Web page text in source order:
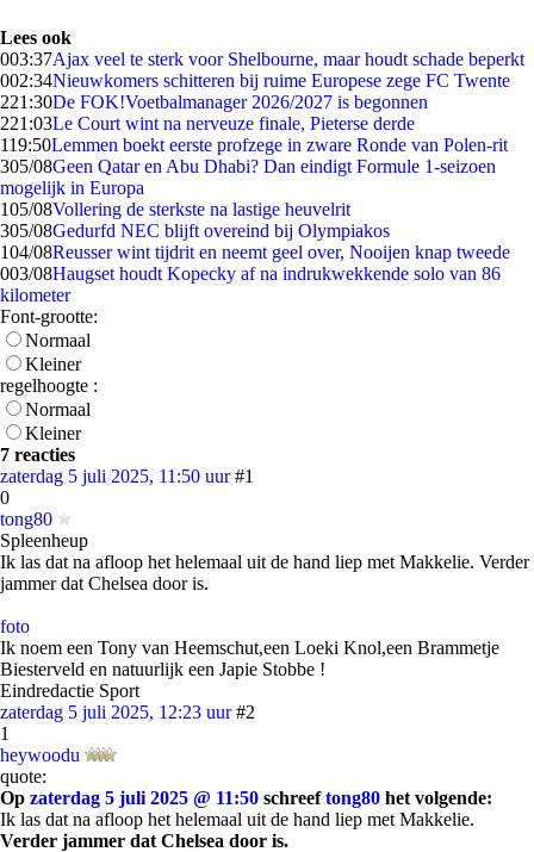
Lees ook
003:37Ajax veel te sterk voor Shelbourne, maar houdt schade beperkt
002:34Nieuwkomers schitteren bij ruime Europese zege FC Twente
221:30De FOK!Voetbalmanager 2026/2027 is begonnen
221:03Le Court wint na nerveuze finale, Pieterse derde
119:50Lemmen boekt eerste profzege in zware Ronde van Polen-rit
305/08Geen Qatar en Abu Dhabi? Dan eindigt Formule 1-seizoen
mogelijk in Europa
105/08Vollering de sterkste na lastige heuvelrit
305/08Gedurfd NEC blijft overeind bij Olympiakos
104/08Reusser wint tijdrit en neemt geel over, Nooijen knap tweede
003/08Haugset houdt Kopecky af na indrukwekkende solo van 86
kilometer
Font-grootte:
Normaal
Kleiner
regelhoogte :
Normaal
Kleiner
7 reacties
zaterdag 5 juli 2025, 11:50 uur #1
0
tong80
Spleenheup
Ik las dat na afloop het helemaal uit de hand liep met Makkelie. Verder
jammer dat Chelsea door is.
foto
Ik noem een Tony van Heemschut,een Loeki Knol,een Brammetje
Biesterveld en natuurlijk een Japie Stobbe !
Eindredactie Sport
zaterdag 5 juli 2025, 12:23 uur #2
1
heywoodu
quote:
Op zaterdag 5 juli 2025 @ 11:50 schreeftong80 het volgende:
Ik las dat na afloop het helemaal uit de hand liep met Makkelie.
Verder jammer dat Chelsea door is.